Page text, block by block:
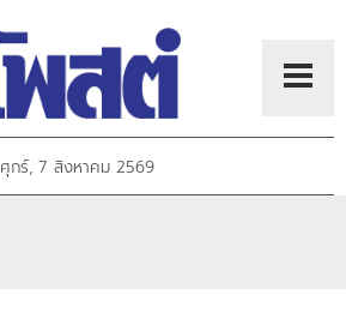
ศุกร์, 7 สิงหาคม 2569